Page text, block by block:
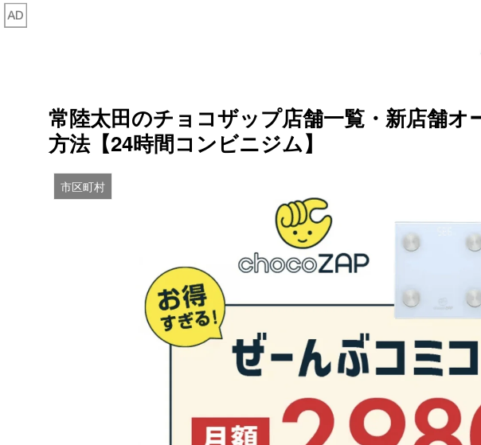
常陸太田のチョコザップ店舗一覧・新店舗オ
方法【24時間コンビニジム】
市区町村